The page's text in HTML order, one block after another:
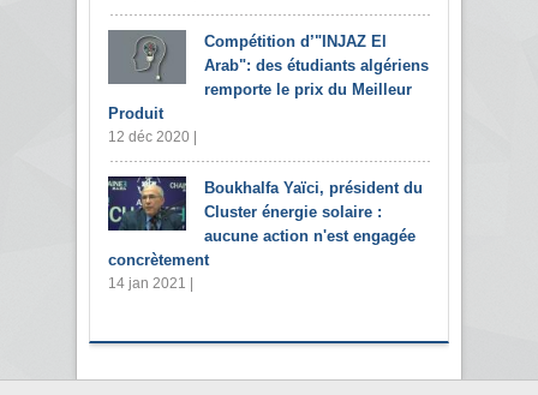
Compétition d’"INJAZ El
Arab": des étudiants algériens
remporte le prix du Meilleur
Produit
12 déc 2020 |
Boukhalfa Yaïci, président du
Cluster énergie solaire :
aucune action n'est engagée
concrètement
14 jan 2021 |